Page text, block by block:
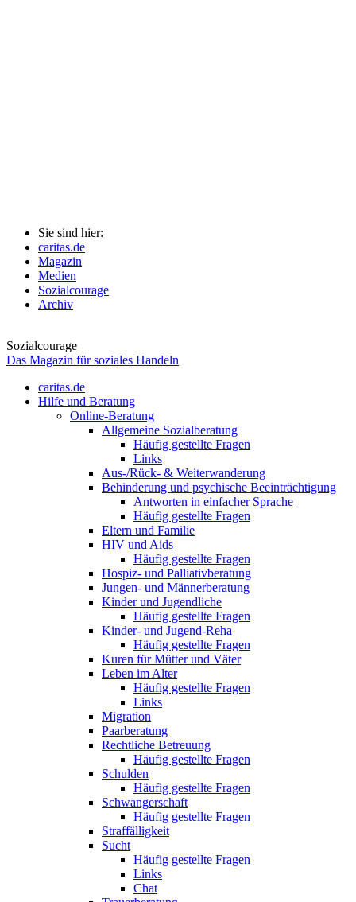
Sie sind hier:
caritas.de
Magazin
Medien
Sozialcourage
Archiv
Sozialcourage
Das Magazin für soziales Handeln
caritas.de
Hilfe und Beratung
Online-Beratung
Allgemeine Sozialberatung
Häufig gestellte Fragen
Links
Aus-/Rück- & Weiterwanderung
Behinderung und psychische Beeinträchtigung
Antworten in einfacher Sprache
Häufig gestellte Fragen
Eltern und Familie
HIV und Aids
Häufig gestellte Fragen
Hospiz- und Palliativberatung
Jungen- und Männerberatung
Kinder und Jugendliche
Häufig gestellte Fragen
Kinder- und Jugend-Reha
Häufig gestellte Fragen
Kuren für Mütter und Väter
Leben im Alter
Häufig gestellte Fragen
Links
Migration
Paarberatung
Rechtliche Betreuung
Häufig gestellte Fragen
Schulden
Häufig gestellte Fragen
Schwangerschaft
Häufig gestellte Fragen
Straffälligkeit
Sucht
Häufig gestellte Fragen
Links
Chat